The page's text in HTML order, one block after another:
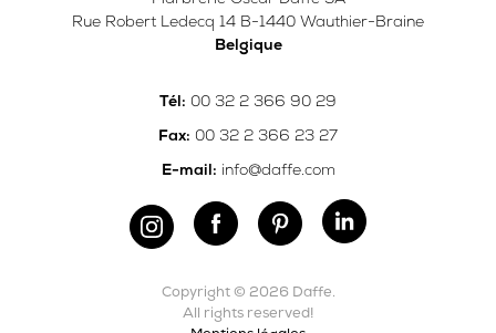
Rue Robert Ledecq 14 B-1440 Wauthier-Braine
Belgique
Tél: 00 32 2 366 90 29
Fax: 00 32 2 366 23 27
E-mail: info@daffe.com
Copyright © 2026 Daffe.
All rights reserved!